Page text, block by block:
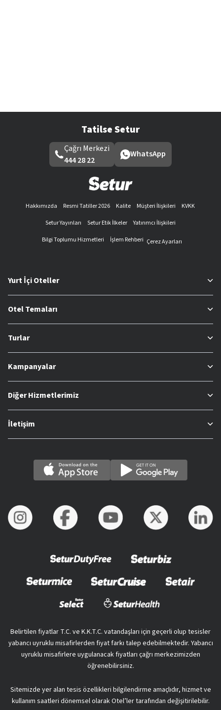
Tatilse Setur
Çağrı Merkezi
444 28 22
WhatsApp
Hakkımızda Resmi Tatiller 2026 Kalite Müşteri İlişkileri
KVKK
Setur Yayınları
Setur Etik İlkeler
Yatırımcı İlişkileri
Bilgi Toplumu Hizmetleri
İşlem Rehberi Çerez Ayarları
Yurt İçi Oteller
Otel Temaları
Turlar
Kampanyalar
Diğer Hizmetlerimiz
İletişim
Belirtilen fiyatlar T.C. ve K.K.T.C. vatandaşları için geçerli olup tesisler
yabancı uyruklu misafirlerden fiyat farkı talep edebilmektedir. Yabancı
uyruklu misafirlere uygulanacak fiyatları çağrı merkezimizden
öğrenebilirsiniz.
Sitemizde yer alan tesis özellikleri bilgilendirme amaçlıdır, hizmet ve
kullanım saatleri dönemsel olarak Otel’ler tarafından değişitirilebilir.